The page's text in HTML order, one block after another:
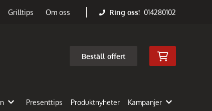
Grilltips Om oss Ring oss! 014280102
Beställ offert
Presenttips Produktnyheter Kampanjer